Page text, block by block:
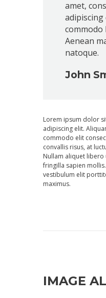
amet,
adipiscing
commodo
Aenean
natoque.
John
Lorem ipsum dolor
adipiscing elit.
commodo elit
convallis risus, at
Nullam aliquet
fringilla sapien
vestibulum elit
maximus.
IMAGE